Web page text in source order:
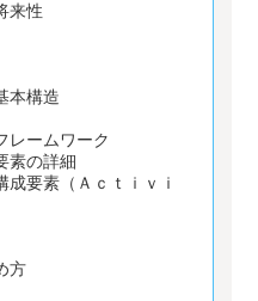
来性
構造
ームワーク
素の詳細
要素（Ａｃｔｉｖｉ
方